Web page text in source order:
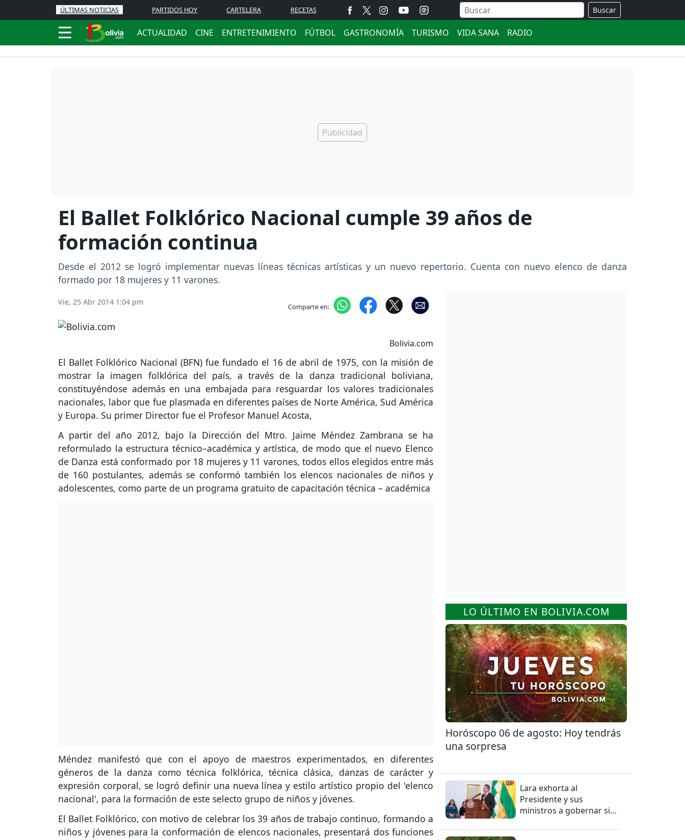
ÚLTIMAS NOTICIAS PARTIDOS HOY CARTELERA RECETAS Buscar
ACTUALIDAD CINE ENTRETENIMIENTO FÚTBOL GASTRONOMÍA TURISMO VIDA SANA RADIO
El Ballet Folklórico Nacional cumple 39 años de
formación continua
Desde el 2012 se logró implementar nuevas líneas técnicas artísticas y un nuevo repertorio. Cuenta con nuevo elenco de danza
formado por 18 mujeres y 11 varones.
Vie, 25 Abr 2014 1:04 pm Comparte en:
Bolivia.com
El Ballet Folklórico Nacional (BFN) fue fundado el 16 de abril de 1975, con la misión de
mostrar la imagen folklórica del país, a través de la danza tradicional boliviana,
constituyéndose además en una embajada para resguardar los valores tradicionales
nacionales, labor que fue plasmada en diferentes países de Norte América, Sud América
y Europa. Su primer Director fue el Profesor Manuel Acosta,
A partir del año 2012, bajo la Dirección del Mtro. Jaime Méndez Zambrana se ha
reformulado la estructura técnico–académica y artística, de modo que el nuevo Elenco
de Danza está conformado por 18 mujeres y 11 varones, todos ellos elegidos entre más
de 160 postulantes, además se conformó también los elencos nacionales de niños y
adolescentes, como parte de un programa gratuito de capacitación técnica – académica
Méndez manifestó que con el apoyo de maestros experimentados, en diferentes
géneros de la danza como técnica folklórica, técnica clásica, danzas de carácter y
expresión corporal, se logró definir una nueva línea y estilo artístico propio del 'elenco
nacional', para la formación de este selecto grupo de niños y jóvenes.
El Ballet Folklórico, con motivo de celebrar los 39 años de trabajo continuo, formando a
niños y jóvenes para la conformación de elencos nacionales, presentará dos funciones
LO ÚLTIMO EN BOLIVIA.COM
Horóscopo 06 de agosto: Hoy tendrás
una sorpresa
Lara exhorta al
Presidente y sus
ministros a gobernar sin